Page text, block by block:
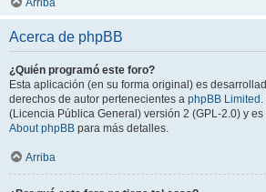
Arriba
Acerca de phpBB
¿Quién programó este foro?
Esta aplicación (en su forma original) es
derechos de autor pertenecientes a phpBB Limited
(Licencia Pública General) versión 2 (GPL-2.0) y
About phpBB para más detalles.
Arriba